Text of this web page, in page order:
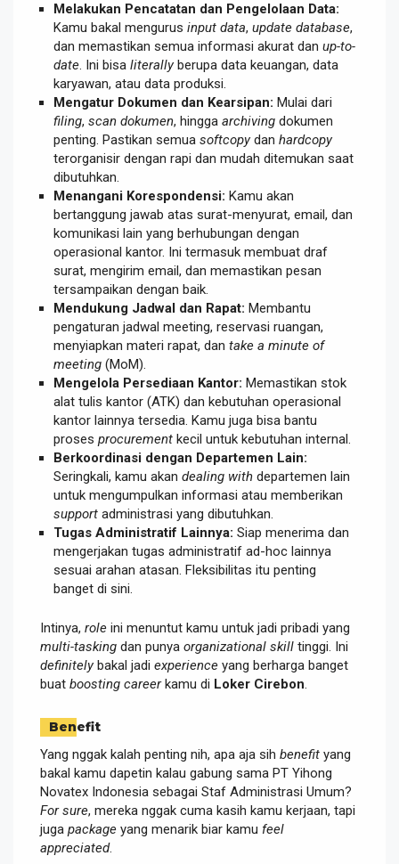
Melakukan Pencatatan dan Pengelolaan Data:
Kamu bakal mengurus input data, update database,
dan memastikan semua informasi akurat dan up-to-
date. Ini bisa literallyberupa data keuangan, data
karyawan, atau data produksi.
Mengatur Dokumen dan Kearsipan: Mulai dari
filing, scan dokumen, hingga archiving dokumen
penting. Pastikan semua softcopydan hardcopy
terorganisir dengan rapi dan mudah ditemukan saat
dibutuhkan.
Menangani Korespondensi: Kamu akan
bertanggung jawab atas surat-menyurat, email, dan
komunikasi lain yang berhubungan dengan
operasional kantor. Ini termasuk membuat draf
surat, mengirim email, dan memastikan pesan
tersampaikan dengan baik.
Mendukung Jadwal dan Rapat: Membantu
pengaturan jadwal meeting, reservasi ruangan,
menyiapkan materi rapat, dan take a minute of
meeting (MoM).
Mengelola Persediaan Kantor: Memastikan stok
alat tulis kantor (ATK) dan kebutuhan operasional
kantor lainnya tersedia. Kamu juga bisa bantu
proses procurement kecil untuk kebutuhan internal.
Berkoordinasi dengan Departemen Lain:
Seringkali, kamu akan dealing with departemen lain
untuk mengumpulkan informasi atau memberikan
support administrasi yang dibutuhkan.
Tugas Administratif Lainnya: Siap menerima dan
mengerjakan tugas administratif ad-hoc lainnya
sesuai arahan atasan. Fleksibilitas itu penting
banget di sini.
Intinya, role ini menuntut kamu untuk jadi pribadi yang
multi-tasking dan punya organizational skill tinggi. Ini
definitelybakal jadi experience yang berharga banget
buat boosting careerkamu di Loker Cirebon
Benefit
Yang nggak kalah penting nih, apa aja sih benefit yang
bakal kamu dapetin kalau gabung sama PT Yihong
Novatex Indonesia sebagai Staf Administrasi Umum?
For sure, mereka nggak cuma kasih kamu kerjaan, tapi
juga package yang menarik biar kamu feel
appreciated.